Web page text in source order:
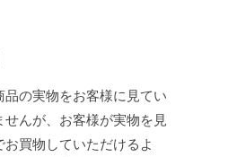
の実物をお客様に見てい
んが、お客様が実物を見
買物していただけるよ